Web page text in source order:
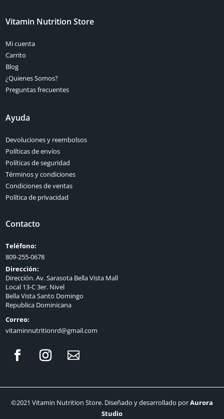
Vitamin Nutrition Store
Mi cuenta
Carrito
Blog
¿Quienes Somos?
Preguntas frecuentes
Ayuda
Devoluciones y reembolsos
Políticas de envíos
Políticas de seguridad
Términos y condiciones
Condiciones de ventas
Política de privacidad
Contacto
Teléfono:
809-255-0678
Dirección:
Dirección. Av. Sarasota Bella Vista Mall
Local 13-C 3er. Nivel
Bella Vista Santo Domingo
Republica Dominicana
Correo:
vitaminnutritionrd@gmail.com
©2021 Vitamin Nutrition Store. Diseñado y desarrollado porAurora
Studio